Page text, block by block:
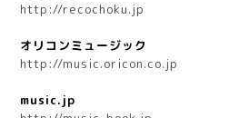
http://recochoku.jp
オリコンミュージック
http://music.oricon.co.jp
music.jp